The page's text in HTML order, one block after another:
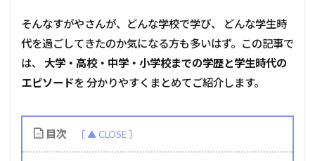
そんなすがやさんが、どんな学校で学び、 どんな学生時
代を過ごしてきたのか気になる方も多いはず。この記事で
は、 大学・高校・中学・小学校までの学歴と学生時代の
エピソードを 分かりやすくまとめてご紹介します。
目次